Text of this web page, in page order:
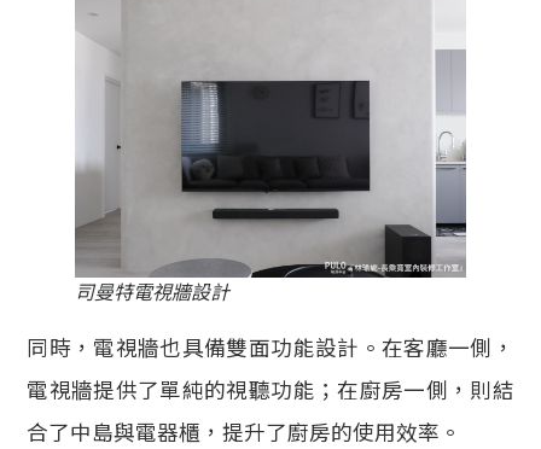
司曼特電視牆設計
同時，電視牆也具備雙面功能設計。在客廳一側，
電視牆提供了單純的視聽功能；在廚房一側，則結
合了中島與電器櫃，提升了廚房的使用效率。